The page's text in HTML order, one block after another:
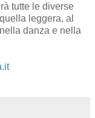
tutte le diverse
leggera, al
danza e nella